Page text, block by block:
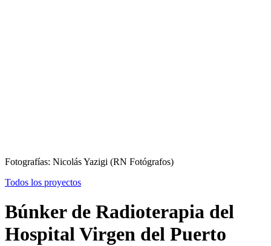
Fotografías: Nicolás Yazigi (RN Fotógrafos)
Todos los proyectos
Búnker de Radioterapia del
Hospital Virgen del Puerto